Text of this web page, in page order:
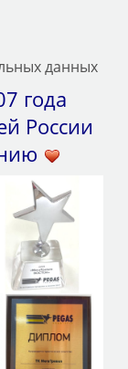
данных
года
России